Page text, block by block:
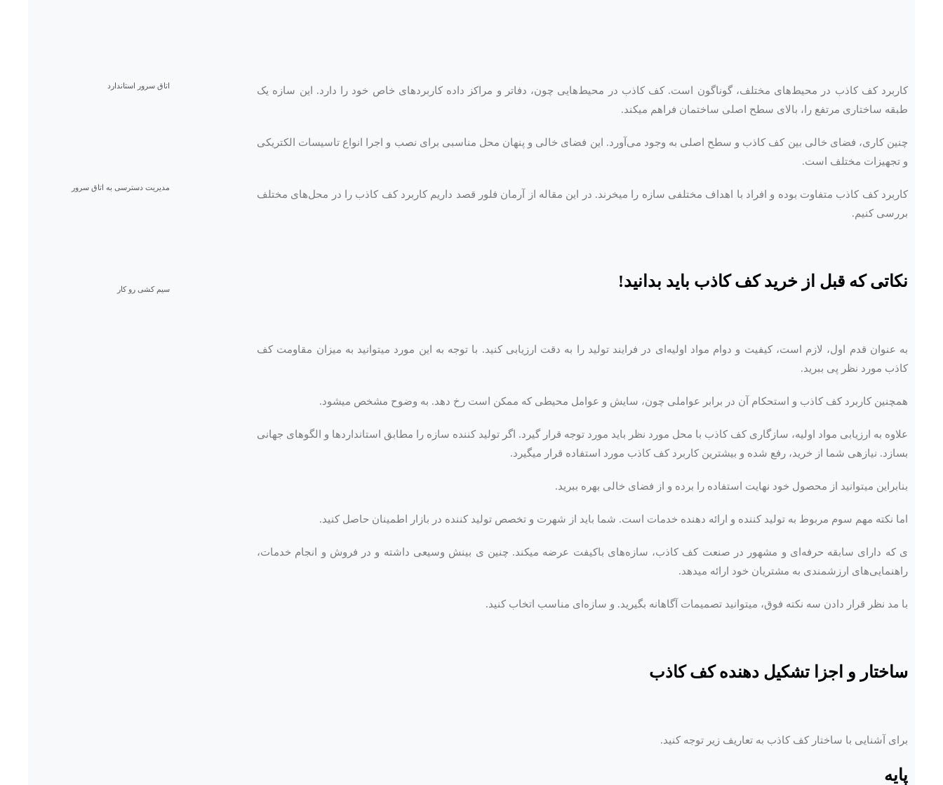
کاربرد کف کاذب در محیط‌های مختلف، گوناگون است. کف کاذب در محیط‌هایی چون، دفاتر و مراکز داده کاربردهای خاص خود را دارد. این سازه یک
طبقه ساختاری مرتفع را، بالای سطح اصلی ساختمان فراهم میکند.
چنین کاری، فضای خالی بین کف کاذب و سطح اصلی به وجود می‌آورد. این فضای خالی و پنهان محل مناسبی برای نصب و اجرا انواع تاسیسات الکتریکی
و تجهیزات مختلف است.
کاربرد کف کاذب متفاوت بوده و افراد با اهداف مختلفی سازه را میخرند. در این مقاله از آرمان فلور قصد داریم کاربرد کف کاذب را در محل‌های مختلف
بررسی کنیم.
نکاتی که قبل از خرید کف کاذب باید بدانید!
به عنوان قدم اول، لازم است، کیفیت و دوام مواد اولیه‌ای در فرایند تولید را به دقت ارزیابی کنید. با توجه به این مورد میتوانید به میزان مقاومت کف
کاذب مورد نظر پی ببرید.
همچنین کاربرد کف کاذب و استحکام آن در برابر عواملی چون، سایش و عوامل محیطی که ممکن است رخ دهد. به وضوح مشخص میشود.
علاوه به ارزیابی مواد اولیه، سازگاری کف کاذب با محل مورد نظر باید مورد توجه قرار گیرد. اگر تولید کننده سازه را مطابق استانداردها و الگوهای جهانی
بسازد. نیازهی شما از خرید، رفع شده و بیشترین کاربرد کف کاذب مورد استفاده قرار میگیرد.
بنابراین میتوانید از محصول خود نهایت استفاده را برده و از فضای خالی بهره ببرید.
اما نکته مهم سوم مربوط به تولید کننده و ارائه دهنده خدمات است. شما باید از شهرت و تخصص تولید کننده در بازار اطمینان حاصل کنید.
ی که دارای سابقه حرفه‌ای و مشهور در صنعت کف کاذب، سازه‌های باکیفت عرضه میکند. چنین ی بینش وسیعی داشته و در فروش و انجام خدمات،
راهنمایی‌های ارزشمندی به مشتریان خود ارائه میدهد.
با مد نظر قرار دادن سه نکته فوق، میتوانید تصمیمات آگاهانه بگیرید. و سازه‌ای مناسب اتخاب کنید.
ساختار و اجزا تشکیل دهنده کف کاذب
برای آشنایی با ساختار کف کاذب به تعاریف زیر توجه کنید.
پایه
اتاق سرور استاندارد
مدیریت دسترسی به اتاق سرور
سیم کشی رو کار